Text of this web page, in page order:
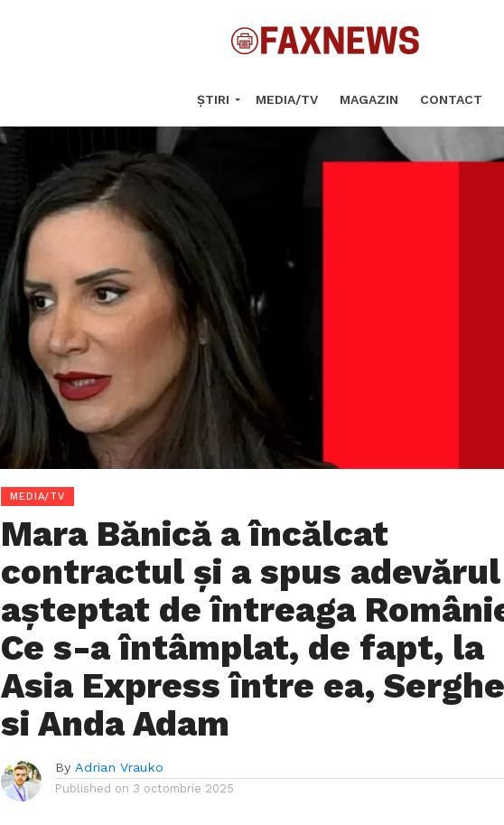
ȘTIRI MEDIA/TV MAGAZIN CONTACT
MEDIA/TV
Mara Bănică a încălcat
contractul și a spus adevărul
așteptat de întreaga
Ce s-a întâmplat, de fapt, la
Asia Express între ea,
si Anda Adam
By Adrian Vrauko
Published on 3 octombrie 2025